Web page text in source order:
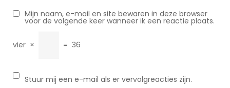
Mijn naam, e-mail en site bewaren in deze browser
voor de volgende keer wanneer ik een reactie plaats.
vier × = 36
Stuur mij een e-mail als er vervolgreacties zijn.